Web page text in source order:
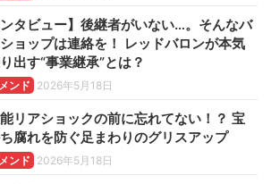
ンタビュー】後継者がいない…。そんなバ
ョップは連絡を！ レッドバロンが本気
出す“事業継承”とは？
ンド 2026年5月18日
リアショックの前に忘れてない！？ 宝
腐れを防ぐ足まわりのグリスアップ
ンド 2026年5月18日